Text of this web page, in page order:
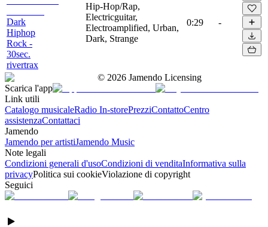
Dark
Hiphop
Rock -
30sec.
rivertrax
Hip-Hop/Rap,
Electricguitar,
Electroamplified, Urban,
Dark, Strange
0:29 -
© 2026 Jamendo Licensing
Scarica l'app
Link utili
Catalogo musicaleRadio In-storePrezziContattoCentro
assistenzaContattaci
Jamendo
Jamendo per artistiJamendo Music
Note legali
Condizioni generali d'usoCondizioni di venditaInformativa sulla
privacyPolitica sui cookieViolazione di copyright
Seguici